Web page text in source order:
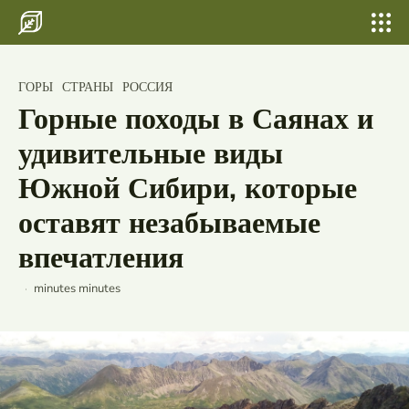
Санкт-Петербург — культурная
столица России и главный магнит для
туристов со всего мира
Шатер для свадьбы и выпускных
Свадьбы
По городам
Страны
Россия
Исландия
Лаос
ГОРЫ СТРАНЫ РОССИЯ
Горные походы в Саянах и
удивительные виды
Южной Сибири, которые
оставят незабываемые
впечатления
minutes minutes